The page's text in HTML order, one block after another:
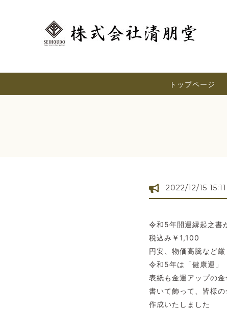
トップページ
2022/12/15 15:11
令和5年開運縁起之書
税込み￥1,100
円安、物価高騰など
令和5年は「健康運」
表紙も金運アップの
書いて飾って、皆様
作成いたしました